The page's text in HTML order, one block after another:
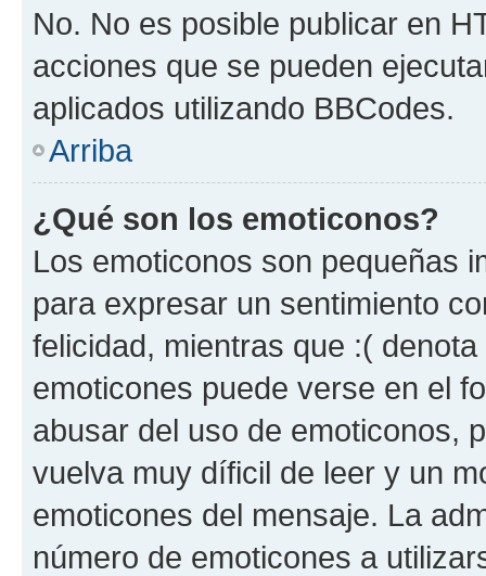
No. No es posible publicar en
acciones que se pueden
aplicados utilizando BBCodes.
Arriba
¿Qué son los emoticonos?
Los emoticonos son pequeñas
para expresar un sentimiento
felicidad, mientras que :(
emoticones puede verse en el
abusar del uso de emoticonos,
vuelva muy díficil de leer y un
emoticones del mensaje. La
número de emoticones a